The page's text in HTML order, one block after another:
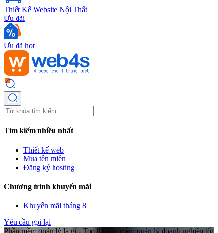
Thiết Kế Website Nội Thất
Ưu đãi
Ưu đã hot
Tìm kiếm nhiều nhất
Thiết kế web
Mua tên miền
Đăng ký hosting
Chương trình khuyến mãi
Khuyến mãi tháng 8
Yêu cầu gọi lại
Phần mềm quản lý là gì - Top 8 phần mềm quản lý doanh nghiệp tốt